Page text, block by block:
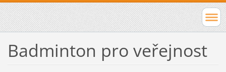
Badminton pro veřejnost